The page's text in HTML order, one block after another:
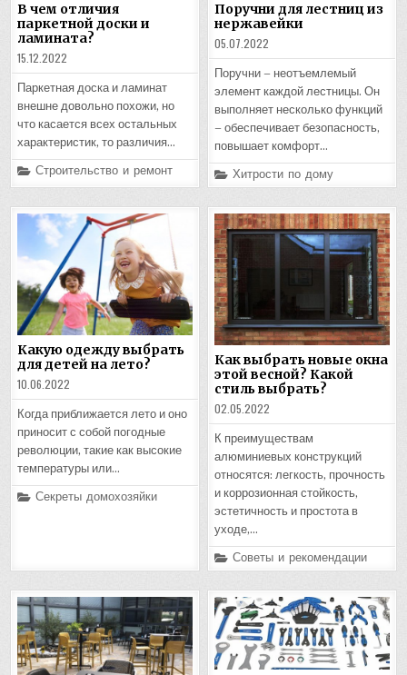
В чем отличия
паркетной доски и
ламината?
15.12.2022
Паркетная доска и ламинат
внешне довольно похожи, но
что касается всех остальных
характеристик, то различия…
Posted
Строительство и ремонт
Поручни для лестниц из
нержавейки
05.07.2022
Поручни – неотъемлемый
элемент каждой лестницы. Он
выполняет несколько функций
– обеспечивает безопасность,
повышает комфорт…
Posted
in
Хитрости по дому
Какую одежду выбрать
для детей на лето?
10.06.2022
Когда приближается лето и оно
приносит с собой погодные
революции, такие как высокие
температуры или…
Posted
Секреты домохозяйки
Как выбрать новые окна
этой весной? Какой
стиль выбрать?
02.05.2022
К преимуществам
алюминиевых конструкций
относятся: легкость, прочность
и коррозионная стойкость,
эстетичность и простота в
уходе,…
Posted
in
Советы и рекомендации